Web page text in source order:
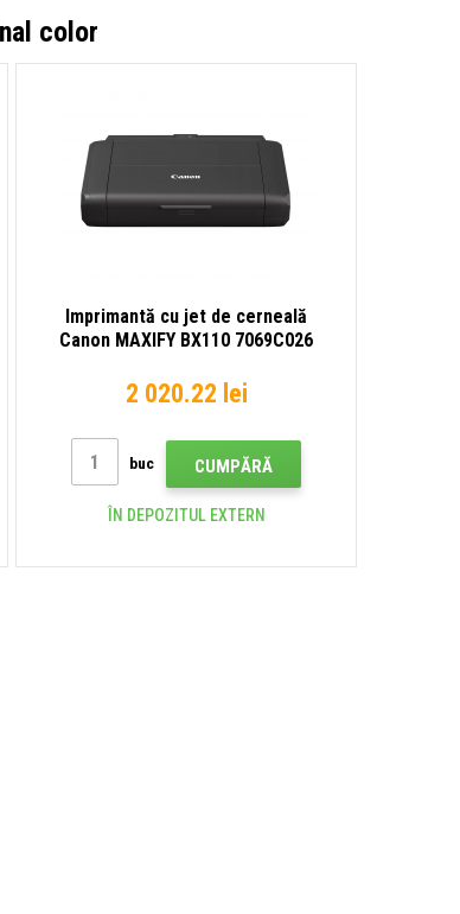
color
Imprimantă cu jet de cerneală
Canon MAXIFY BX110 7069C026
2 020.22 lei
buc CUMPĂRĂ
ÎN DEPOZITUL EXTERN